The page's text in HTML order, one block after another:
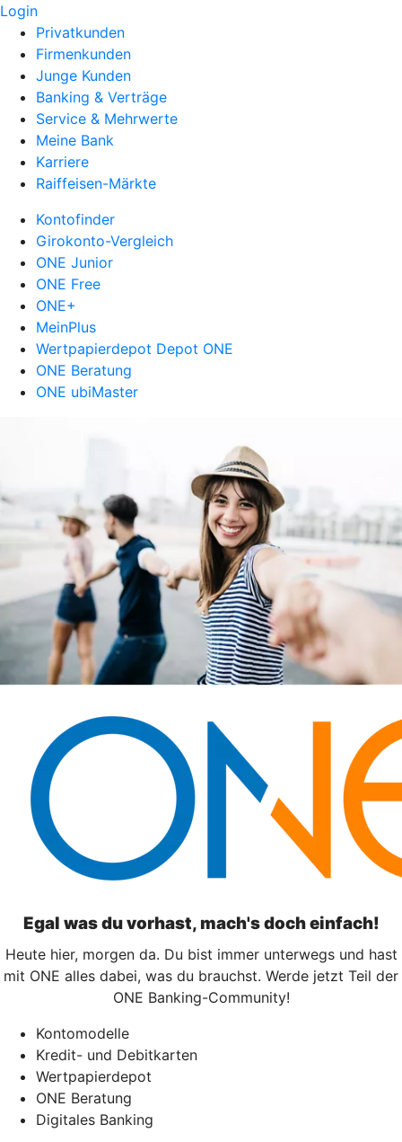
Login
Privatkunden
Firmenkunden
Junge Kunden
Banking & Verträge
Service & Mehrwerte
Meine Bank
Karriere
Raiffeisen-Märkte
Kontofinder
Girokonto-Vergleich
ONE Junior
ONE Free
ONE+
MeinPlus
Wertpapierdepot Depot ONE
ONE Beratung
ONE ubiMaster
Egal was du vorhast, mach's doch einfach!
Heute hier, morgen da. Du bist immer unterwegs und hast
mit ONE alles dabei, was du brauchst. Werde jetzt Teil der
ONE Banking-Community!
Kontomodelle
Kredit- und Debitkarten
Wertpapierdepot
ONE Beratung
Digitales Banking